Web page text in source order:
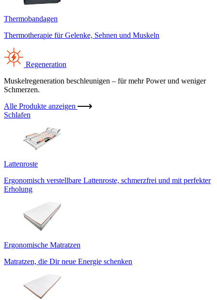
Thermobandagen
Thermotherapie für Gelenke, Sehnen und Muskeln
Regeneration
Muskelregeneration beschleunigen – für mehr Power und weniger
Schmerzen.
Alle Produkte anzeigen
Schlafen
Lattenroste
Ergonomisch verstellbare Lattenroste, schmerzfrei und mit perfekter
Erholung
Ergonomische Matratzen
Matratzen, die Dir neue Energie schenken